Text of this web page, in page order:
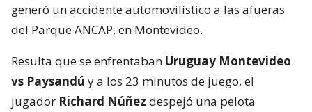
generó un accidente automovilístico a las afueras
del Parque ANCAP, en Montevideo.
Resulta que se enfrentaban Uruguay Montevideo
vs Paysandú y a los 23 minutos de juego, el
jugador Richard Núñez despejó una pelota